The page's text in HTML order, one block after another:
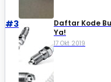
#3
Daftar Kode
Ya!
17 Okt 2019